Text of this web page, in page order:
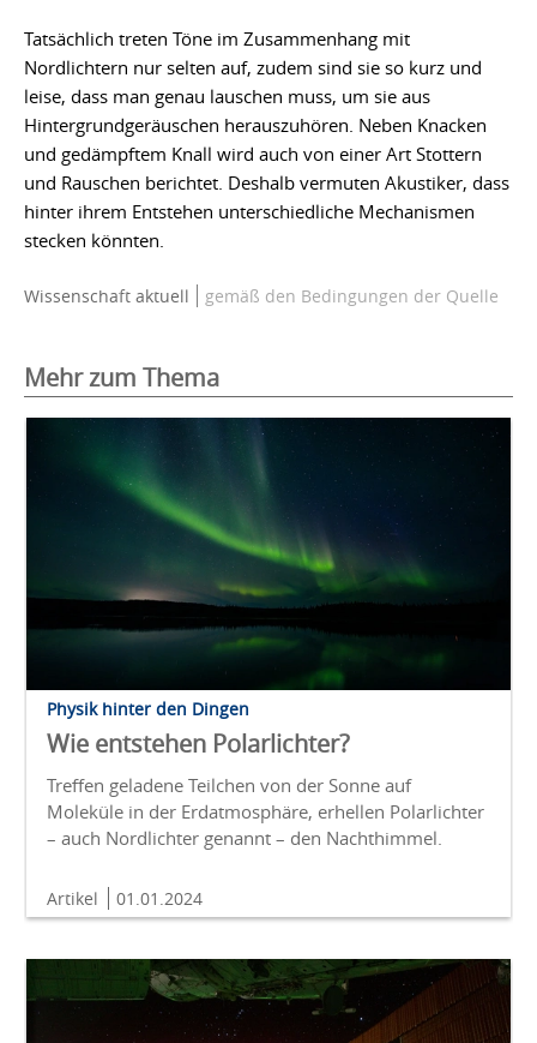
Tatsächlich treten Töne im Zusammenhang mit
Nordlichtern nur selten auf, zudem sind sie so kurz und
leise, dass man genau lauschen muss, um sie aus
Hintergrundgeräuschen herauszuhören. Neben Knacken
und gedämpftem Knall wird auch von einer Art Stottern
und Rauschen berichtet. Deshalb vermuten Akustiker, dass
hinter ihrem Entstehen unterschiedliche Mechanismen
stecken könnten.
Wissenschaft aktuell gemäß den Bedingungen der Quelle
Mehr zum Thema
Physik hinter den Dingen
Wie entstehen Polarlichter?
Treffen geladene Teilchen von der Sonne auf
Moleküle in der Erdatmosphäre, erhellen Polarlichter
– auch Nordlichter genannt – den Nachthimmel.
Artikel 01.01.2024